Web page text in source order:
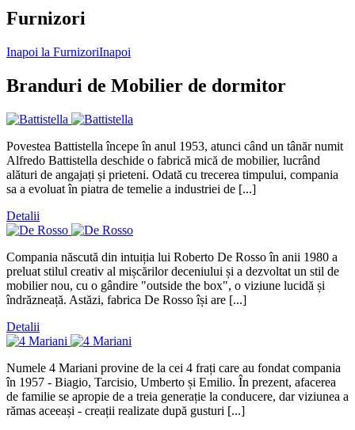
Furnizori
Inapoi la FurnizoriInapoi
Branduri de Mobilier de dormitor
Povestea Battistella începe în anul 1953, atunci când un tânăr numit
Alfredo Battistella deschide o fabrică mică de mobilier, lucrând
alături de angajați și prieteni. Odată cu trecerea timpului, compania
sa a evoluat în piatra de temelie a industriei de [...]
Detalii
Compania născută din intuiția lui Roberto De Rosso în anii 1980 a
preluat stilul creativ al mișcărilor deceniului și a dezvoltat un stil de
mobilier nou, cu o gândire "outside the box", o viziune lucidă și
îndrăzneață. Astăzi, fabrica De Rosso își are [...]
Detalii
Numele 4 Mariani provine de la cei 4 frați care au fondat compania
în 1957 - Biagio, Tarcisio, Umberto și Emilio. În prezent, afacerea
de familie se apropie de a treia generație la conducere, dar viziunea a
rămas aceeași - creații realizate după gusturi [...]